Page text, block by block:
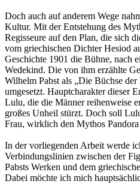
Doch auch auf anderem Wege
Kultur. Mit der Entstehung des
Regisseure auf den Plan, die sich
vom griechischen Dichter Hesiod
Geschichte 1901 die Bühne, nach
Wedekind. Die von ihm erzählte
Wilhelm Pabst als „Die Büchse
umgesetzt. Hauptcharakter dieser
Lulu, die die Männer reihenweise
großes Unheil stürzt. Doch soll
Frau, wirklich den Mythos
In der vorliegenden Arbeit werde
Verbindungslinien zwischen der
Pabsts Werken und dem
Dabei möchte ich mich